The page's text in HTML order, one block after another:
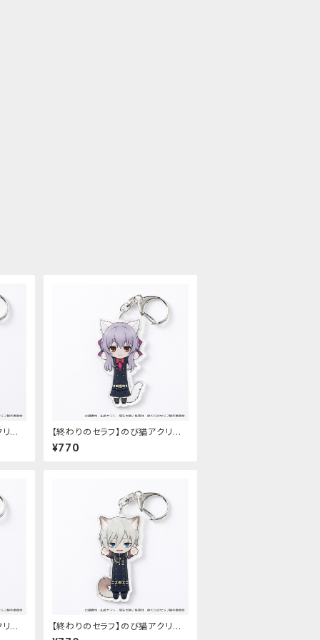
ル
【終わりのセラフ】のび猫アクリル
キーホルダー（柊シノア）
¥770
ル
【終わりのセラフ】のび猫アクリル
キーホルダー（柊深夜）